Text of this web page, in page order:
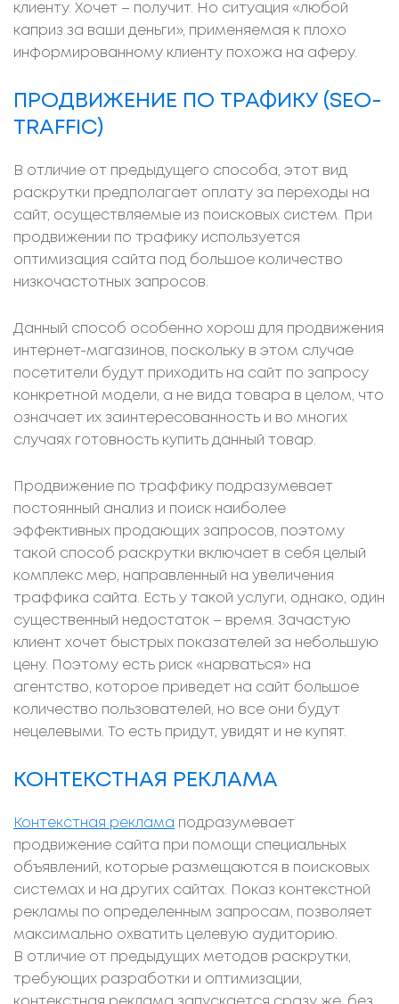
клиенту. Хочет – получит. Но ситуация «любой
каприз за ваши деньги», применяемая к плохо
информированному клиенту похожа на аферу.
ПРОДВИЖЕНИЕ ПО ТРАФИКУ (SEO-
TRAFFIC)
В отличие от предыдущего способа, этот вид
раскрутки предполагает оплату за переходы на
сайт, осуществляемые из поисковых систем. При
продвижении по трафику используется
оптимизация сайта под большое количество
низкочастотных запросов.
Данный способ особенно хорош для продвижения
интернет-магазинов, поскольку в этом случае
посетители будут приходить на сайт по запросу
конкретной модели, а не вида товара в целом, что
означает их заинтересованность и во многих
случаях готовность купить данный товар.
Продвижение по траффику подразумевает
постоянный анализ и поиск наиболее
эффективных продающих запросов, поэтому
такой способ раскрутки включает в себя целый
комплекс мер, направленный на увеличения
траффика сайта. Есть у такой услуги, однако, один
существенный недостаток – время. Зачастую
клиент хочет быстрых показателей за небольшую
цену. Поэтому есть риск «нарваться» на
агентство, которое приведет на сайт большое
количество пользователей, но все они будут
нецелевыми. То есть придут, увидят и не купят.
КОНТЕКСТНАЯ РЕКЛАМА
Контекстная реклама подразумевает
продвижение сайта при помощи специальных
объявлений, которые размещаются в поисковых
системах и на других сайтах. Показ контекстной
рекламы по определенным запросам, позволяет
максимально охватить целевую аудиторию.
В отличие от предыдущих методов раскрутки,
требующих разработки и оптимизации,
контекстная реклама запускается сразу же, без